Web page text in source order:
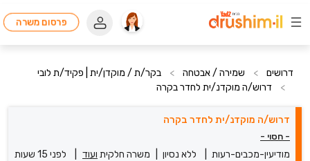
פרסום משרה
דרושים > שמירה / אבטחה >
בקר/ת / מוקדן/ית | פקיד/ת לובי
>
דרוש/ה מוקדנ/ית לחדר בקרה
דרוש/ה מוקדנ/ית לחדר בקרה
- חסוי -
מודיעין-מכבים-רעות ללא נסיון משרה חלקית ועוד לפני 15 שעות